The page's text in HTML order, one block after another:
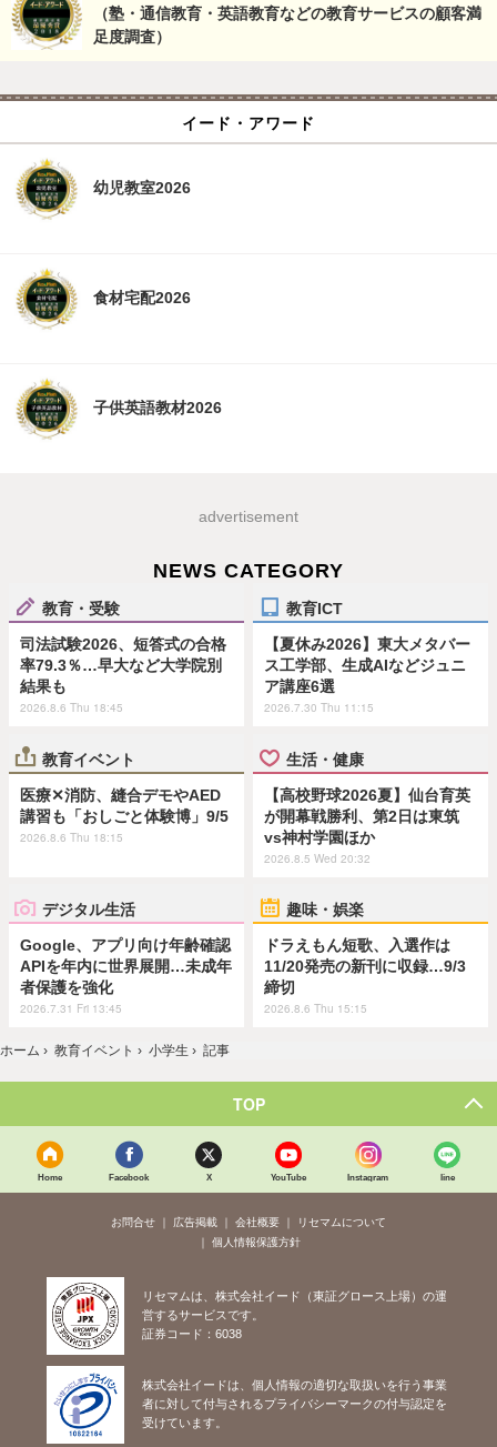
（塾・通信教育・英語教育などの教育サービスの顧客満
足度調査）
イード・アワード
幼児教室2026
食材宅配2026
子供英語教材2026
advertisement
NEWS CATEGORY
教育・受験
司法試験2026、短答式の合格
率79.3％…早大など大学院別
結果も
2026.8.6 Thu 18:45
教育ICT
【夏休み2026】東大メタバー
ス工学部、生成AIなどジュニ
ア講座6選
2026.7.30 Thu 11:15
教育イベント
医療✕消防、縫合デモやAED
講習も「おしごと体験博」9/5
2026.8.6 Thu 18:15
生活・健康
【高校野球2026夏】仙台育英
が開幕戦勝利、第2日は東筑
vs神村学園ほか
2026.8.5 Wed 20:32
デジタル生活
Google、アプリ向け年齢確認
APIを年内に世界展開…未成年
者保護を強化
2026.7.31 Fri 13:45
趣味・娯楽
ドラえもん短歌、入選作は
11/20発売の新刊に収録…9/3
締切
2026.8.6 Thu 15:15
ホーム › 教育イベント › 小学生 › 記事
TOP
Home Facebook X YouTube Instagram line
お問合せ 広告掲載 会社概要
リセマムについて
個人情報保護方針
リセマムは、株式会社イード（東証グロース上場）の運
営するサービスです。
証券コード：6038
株式会社イードは、個人情報の適切な取扱いを行う事業
者に対して付与されるプライバシーマークの付与認定を
受けています。